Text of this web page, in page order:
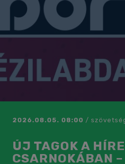
2026.08.05. 08:00 /
ÚJ TAGOK A
CSARNOKÁBAN